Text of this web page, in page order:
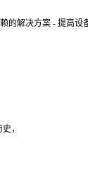
的解决方案 - 提高
，